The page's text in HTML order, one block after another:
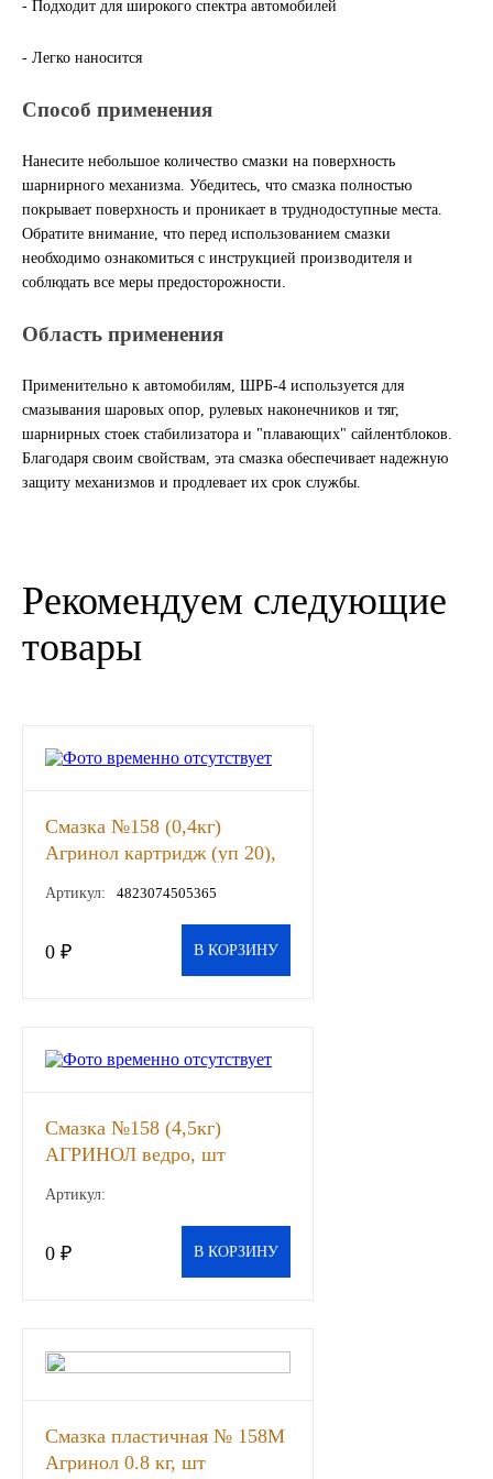
ЗИЛ
ВАЗ
ПАЗ, КАВЗ
ММЗ
МТЗ
УАЗ
Автотовары
Автоаксессуары
Автохимия
АКБ
Лампы
- Подходит для широкого спектра автомобилей
- Легко наносится
Способ применения
Нанесите небольшое количество смазки на поверхность
шарнирного механизма. Убедитесь, что смазка полностью
покрывает поверхность и проникает в труднодоступные места.
Обратите внимание, что перед использованием смазки
необходимо ознакомиться с инструкцией производителя и
соблюдать все меры предосторожности.
Область применения
Применительно к автомобилям, ШРБ-4 используется для
смазывания шаровых опор, рулевых наконечников и тяг,
шарнирных стоек стабилизатора и "плавающих" сайлентблоков.
Благодаря своим свойствам, эта смазка обеспечивает надежную
защиту механизмов и продлевает их срок службы.
Рекомендуем следующие
товары
Смазка №158 (0,4кг)
Агринол картридж (уп 20),
Артикул: 4823074505365
0 ₽ В КОРЗИНУ
Смазка №158 (4,5кг)
АГРИНОЛ ведро, шт
Артикул:
0 ₽ В КОРЗИНУ
Смазка пластичная № 158М
Агринол 0.8 кг, шт